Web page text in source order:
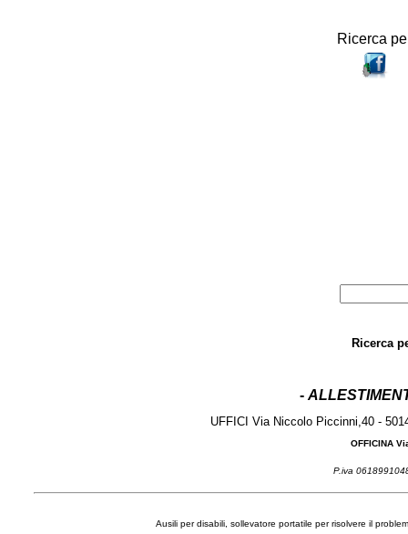
Ricerca
Ricerca
-
UFFICI Via Niccolo Piccinni,40 -
OFFICINA
P.iva
Ausili per disabili, sollevatore portatile per risolvere il